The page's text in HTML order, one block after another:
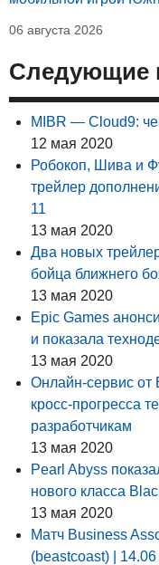
06 августа 2026
Следующие
MIBR — Cloud9:
12 мая 2020
Робокоп, Шива и
трейлер
11
13 мая 2020
Два новых
бойца ближнего
13 мая 2020
Epic Games
и показала
13 мая 2020
Онлайн-сервис от
кросс-прогресса
разработчикам
13 мая 2020
Pearl Abyss
нового класса
13 мая 2020
Матч Business
(beastcoast) | 14.06